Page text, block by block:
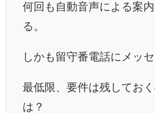
何回も自動音声による案
る。
しかも留守番電話にメッ
最低限、要件は残してお
は？